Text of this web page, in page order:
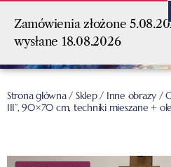
Zamówienia złożone
wysłane 18.08.2026
Strona główna/ Sklep/ Inne obrazy /
III”, 90×70 cm, techniki mieszane +